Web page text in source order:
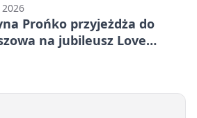
Prońko przyjeżdża do
na jubileusz Love